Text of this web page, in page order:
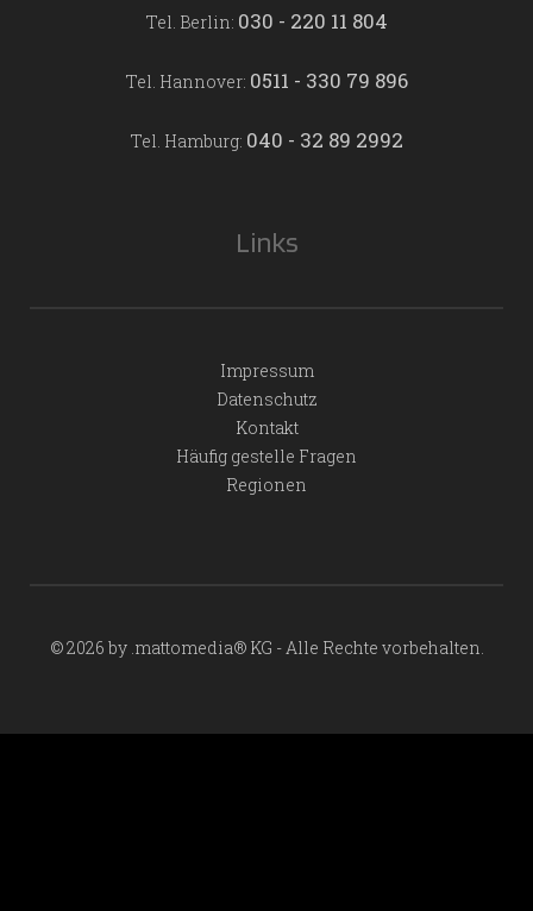
Tel. Berlin: 030 - 220 11 804
Tel. Hannover: 0511 - 330 79 896
Tel. Hamburg: 040 - 32 89 2992
Links
Impressum
Datenschutz
Kontakt
Häufig gestelle Fragen
Regionen
© 2026 by .mattomedia® KG - Alle Rechte vorbehalten.